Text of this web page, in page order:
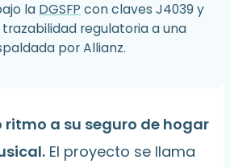
la DGSFP con claves J4039 y
trazabilidad regulatoria a una
por Allianz.
ritmo a su seguro de hogar
El proyecto se llama